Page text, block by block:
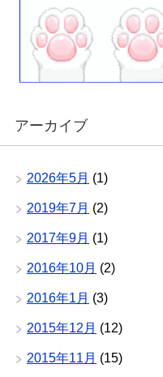
アーカイブ
2026年5月 (1)
2019年7月 (2)
2017年9月 (1)
2016年10月 (2)
2016年1月 (3)
2015年12月 (12)
2015年11月 (15)